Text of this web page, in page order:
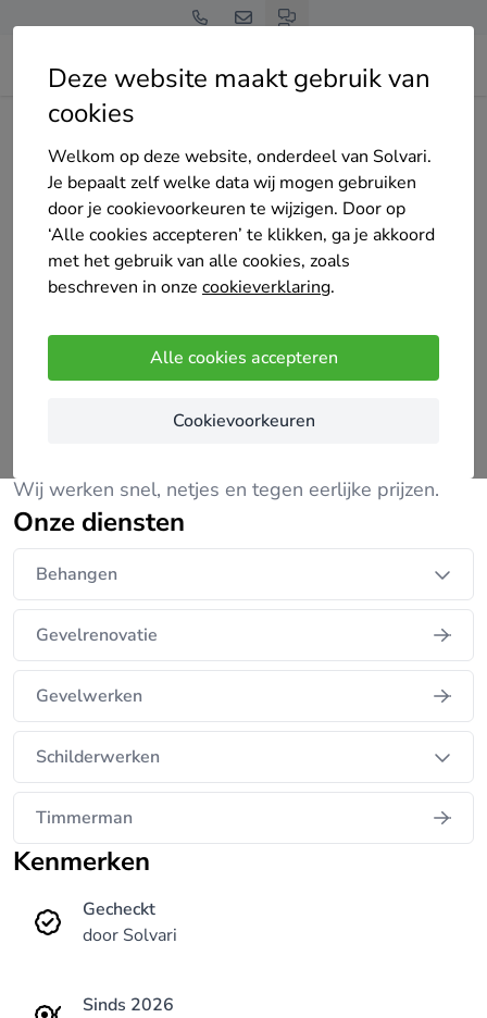
Deze website maakt gebruik van
cookies
Welkom op deze website, onderdeel van Solvari.
Je bepaalt zelf welke data wij mogen gebruiken
door je cookievoorkeuren te wijzigen. Door op
‘Alle cookies accepteren’ te klikken, ga je akkoord
met het gebruik van alle cookies, zoals
beschreven in onze cookieverklaring.
Alle cookies accepteren
Cookievoorkeuren
Home Bedrijven overzicht
Mesusa
en betrouwbaar schildersbedrijf met jarenlange
Wij werken snel, netjes en tegen eerlijke prijzen.
Onze diensten
Behangen
Gevelrenovatie
Gevelwerken
Schilderwerken
Timmerman
Kenmerken
Gecheckt
door Solvari
Sinds 2026